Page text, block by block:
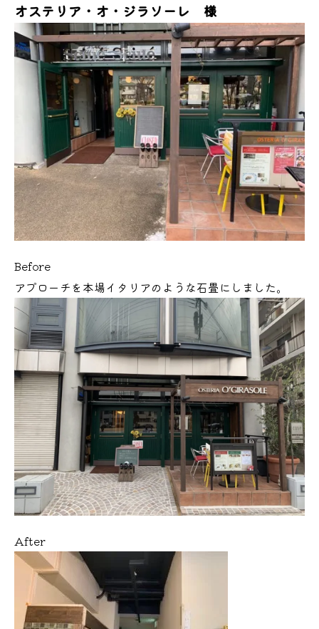
オステリア・オ・ジラソーレ 様
Before
アプローチを本場イタリアのような石畳にしました。
After